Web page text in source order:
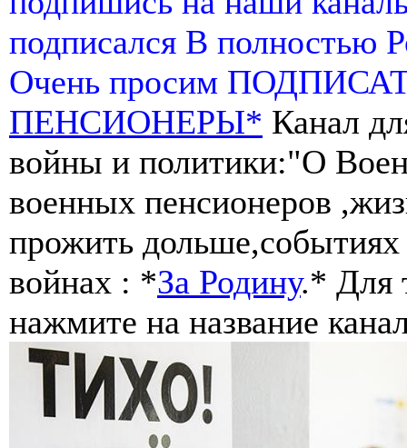
подписался В полностью
Очень просим
ПЕНСИОНЕРЫ* Канал
войны и политики:"О
военных пенсионеров
прожить
войнах : *За Родину.* Для
нажмите на название